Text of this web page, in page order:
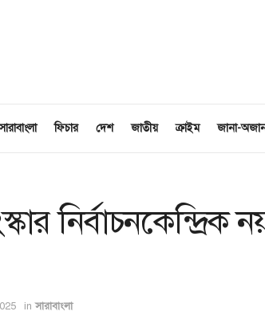
ফিচার দেশ জাতীয় ক্রাইম জানা-
নির্বাচনকেন্দ্রিক
in সারাবাংলা